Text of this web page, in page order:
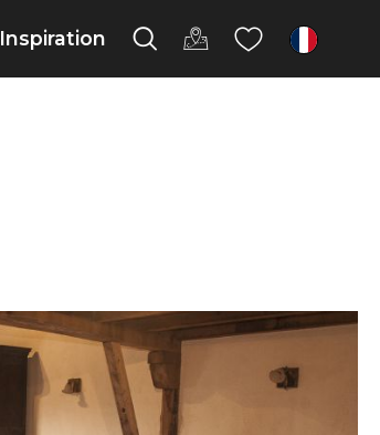
Inspiration fr